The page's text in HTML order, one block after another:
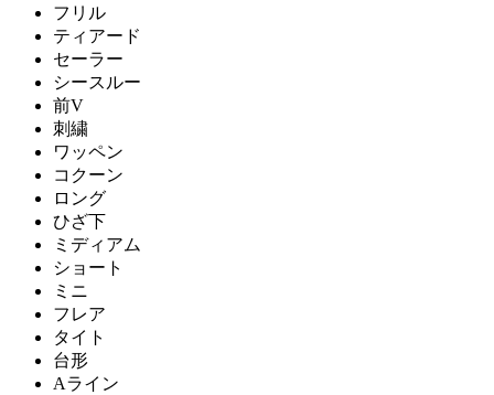
フリル
ティアード
セーラー
シースルー
前V
刺繍
ワッペン
コクーン
ロング
ひざ下
ミディアム
ショート
ミニ
フレア
タイト
台形
Aライン